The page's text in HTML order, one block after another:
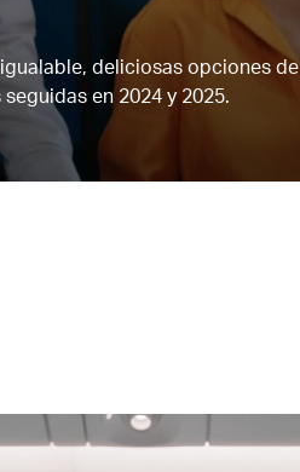
deliciosas opciones de
en 2024 y 2025.